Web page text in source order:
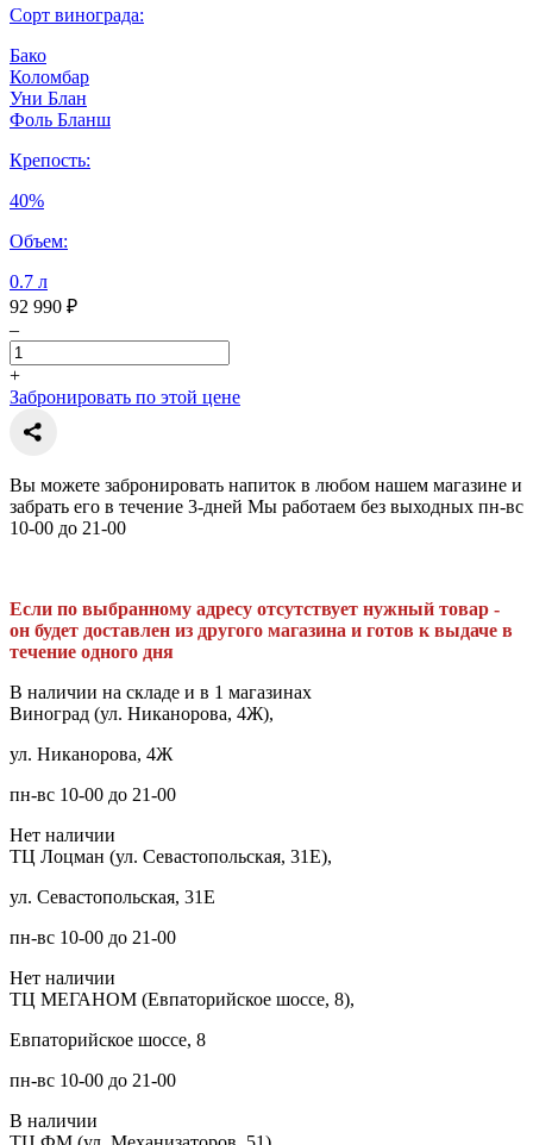
Сорт винограда:
Бако
Коломбар
Уни Блан
Фоль Бланш
Крепость:
40%
Объем:
0.7 л
92 990 ₽
–
+
Забронировать по этой цене
Вы можете забронировать напиток в любом нашем магазине и
забрать его в течение 3-дней Мы работаем без выходных пн-вс
10-00 до 21-00
Если по выбранному адресу отсутствует нужный товар -
он будет доставлен из другого магазина и готов к выдаче в
течение одного дня
В наличии на складе и в 1 магазинах
Виноград (ул. Никанорова, 4Ж),
ул. Никанорова, 4Ж
пн-вс 10-00 до 21-00
Нет наличии
ТЦ Лоцман (ул. Севастопольская, 31Е),
ул. Севастопольская, 31Е
пн-вс 10-00 до 21-00
Нет наличии
ТЦ МЕГАНОМ (Евпаторийское шоссе, 8),
Евпаторийское шоссе, 8
пн-вс 10-00 до 21-00
В наличии